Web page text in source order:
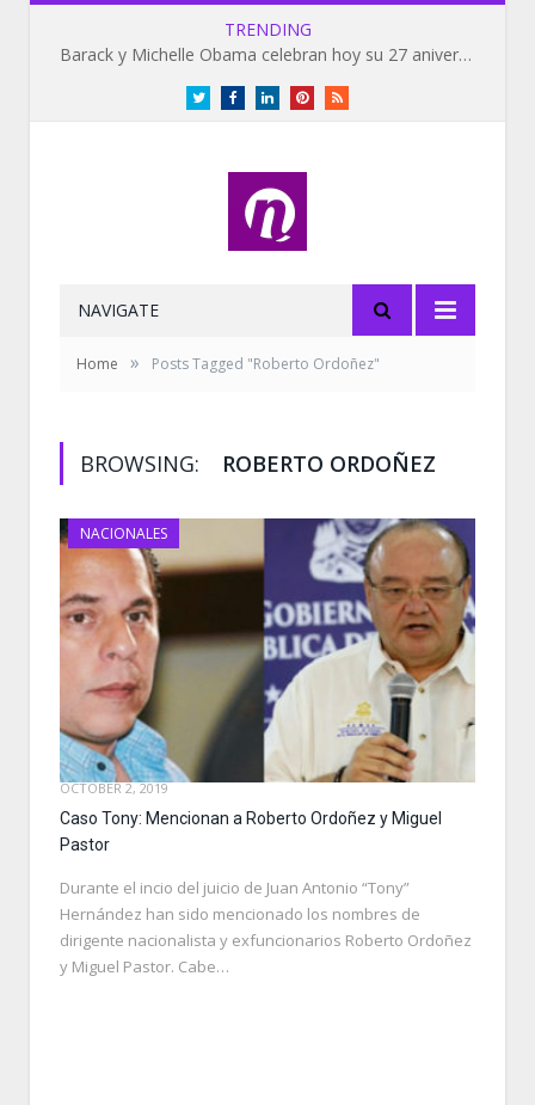
TRENDING
Barack y Michelle Obama celebran hoy su 27 aniversario de bodas
TwitterFacebookLinkedInPinterestRSS
NAVIGATE
Home » Posts Tagged "Roberto Ordoñez"
BROWSING: ROBERTO ORDOÑEZ
NACIONALES
OCTOBER 2, 2019
Caso Tony: Mencionan a Roberto Ordoñez y Miguel
Pastor
Durante el incio del juicio de Juan Antonio “Tony”
Hernández han sido mencionado los nombres de
dirigente nacionalista y exfuncionarios Roberto Ordoñez
y Miguel Pastor. Cabe…